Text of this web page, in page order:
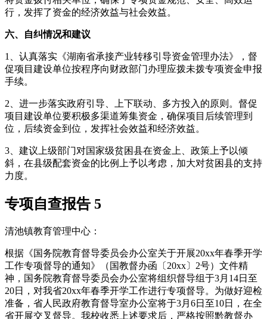
行，发挥了资金的经济效益与社会效益。
六、自纠情况和建议
1、认真落实《湖南省承接产业转移引导资金管理办法》，督
促项目建设单位按程序向财政部门办理应拨未拨专项资金申报
手续。
2、进一步落实政府引导、上下联动、多方投入的原则。督促
项目建设单位要积极多渠道筹集资金，确保项目后续管理到
位，后续资金到位，发挥社会效益和经济效益。
3、建议上级部门对国家级贫困县在资金上、政策上予以倾
斜，在县级配套资金的比例上予以考虑，加大对贫困县的支持
力度。
专项自查报告 5
清池镇教育管理中心：
根据《国务院教育督导委员会办公室关于开展20xx年春季开学
工作专项督导的通知》（国教督办函〔20xx〕2号）文件精
神，国务院教育督导委员会办公室将组织督导组于3月14日至
20日，对我省20xx年春季开学工作进行专项督导。为做好迎检
准备，省人民政府教育督导室办公室将于3月6日至10日，在全
省开展交叉督导。我校收悉上述要求后，严格按照黔教督办